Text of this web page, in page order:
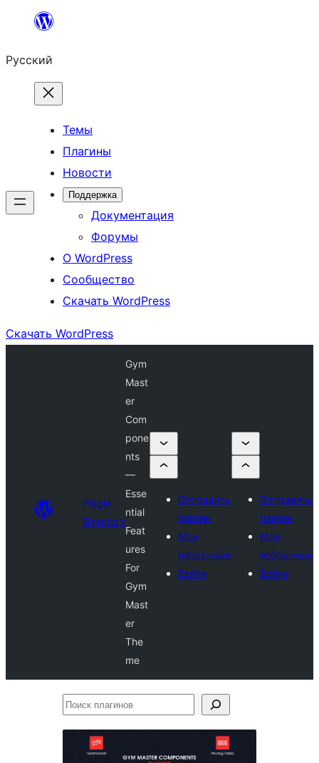
Перейти
содержимому
Русский
Темы
Плагины
Новости
Поддержка
Документация
Форумы
О WordPress
Сообщество
Скачать WordPress
Скачать WordPress
Plugin
Directory
Gym
Mast
er
Com
pone
nts
—
Esse
ntial
Feat
ures
For
Gym
Mast
er
The
me
Отправить
плагин
Мои
избранные
Войти
Отправить
плагин
Мои
избранные
Войти
Поиск